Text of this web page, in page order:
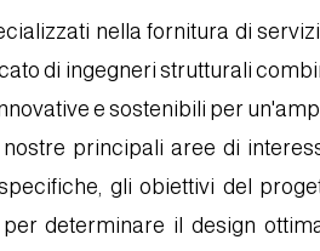
nella fornitura di
di ingegneri strutturali
e sostenibili per
principali aree di
gli obiettivi del
determinare il design